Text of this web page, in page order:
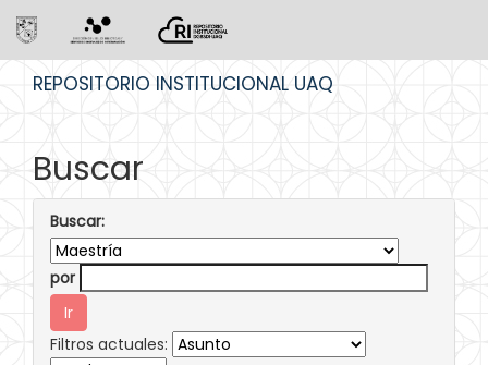
REPOSITORIO INSTITUCIONAL UAQ
Buscar
Buscar:
por
Filtros actuales: